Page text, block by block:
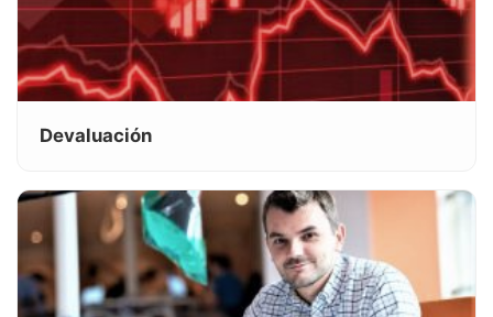
Devaluación